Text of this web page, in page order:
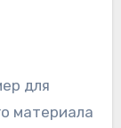
для
материала